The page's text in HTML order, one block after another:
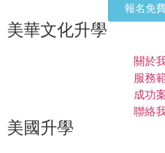
報名免
美華文化升學
關於
服務
成功
聯絡
美國升學